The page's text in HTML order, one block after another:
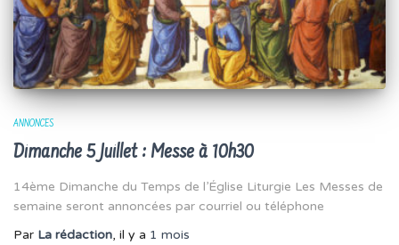
ANNONCES
Dimanche 5 Juillet : Messe à 10h30
14ème Dimanche du Temps de l’Église Liturgie Les Messes de
semaine seront annoncées par courriel ou téléphone
Par La rédaction, il y a 1 mois